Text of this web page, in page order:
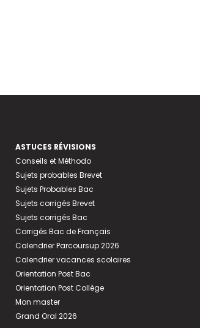
ASTUCES RÉVISIONS
Conseils et Méthodo
Sujets probables Brevet
Sujets Probables Bac
Sujets corrigés Brevet
Sujets corrigés Bac
Corrigés Bac de Français
Calendrier Parcoursup 2026
Calendrier vacances scolaires
Orientation Post Bac
Orientation Post Collège
Mon master
Grand Oral 2026